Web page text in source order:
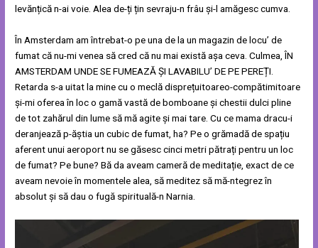
levănțică n-ai voie. Alea de-ți țin sevraju-n frâu și-l amăgesc cumva.
În Amsterdam am întrebat-o pe una de la un magazin de locu’ de
fumat că nu-mi venea să cred că nu mai există așa ceva. Culmea, ÎN
AMSTERDAM UNDE SE FUMEAZĂ ȘI LAVABILU’ DE PE PEREȚI.
Retarda s-a uitat la mine cu o meclă disprețuitoareo-compătimitoare
și-mi oferea în loc o gamă vastă de bomboane și chestii dulci pline
de tot zahărul din lume să mă agite și mai tare. Cu ce mama dracu-i
deranjează p-ăștia un cubic de fumat, ha? Pe o grămadă de spațiu
aferent unui aeroport nu se găsesc cinci metri pătrați pentru un loc
de fumat? Pe bune? Bă da aveam cameră de meditație, exact de ce
aveam nevoie în momentele alea, să meditez să mă-ntegrez în
absolut și să dau o fugă spirituală-n Narnia.